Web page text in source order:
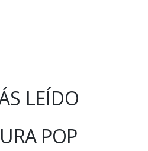
LEÍDO
POP